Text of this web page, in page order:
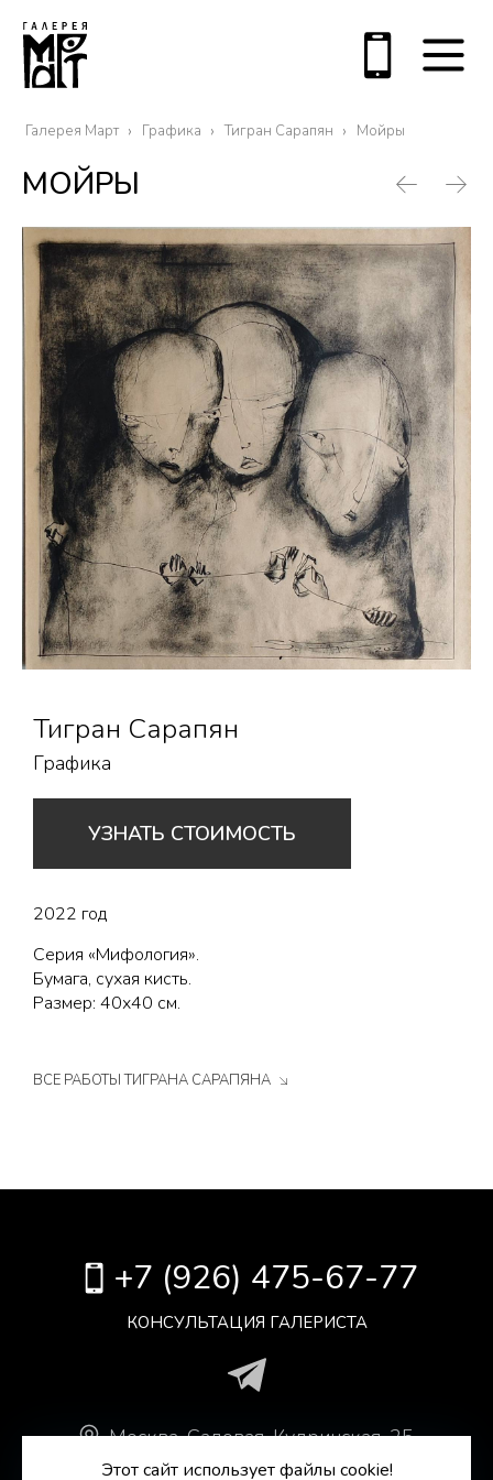
Галерея Март Графика Тигран Сарапян Мойры
МОЙРЫ
Тигран Сарапян
Графика
УЗНАТЬ СТОИМОСТЬ
2022 год
Серия «Мифология».
Бумага, сухая кисть.
Размер: 40х40 см.
ВСЕ РАБОТЫ ТИГРАНА САРАПЯНА
+7 (926) 475-67-77
КОНСУЛЬТАЦИЯ ГАЛЕРИСТА
Москва.Садовая-Кудринская, 25,
Антикварный Центр, оф. 306.
Этот сайт использует файлы cookie!